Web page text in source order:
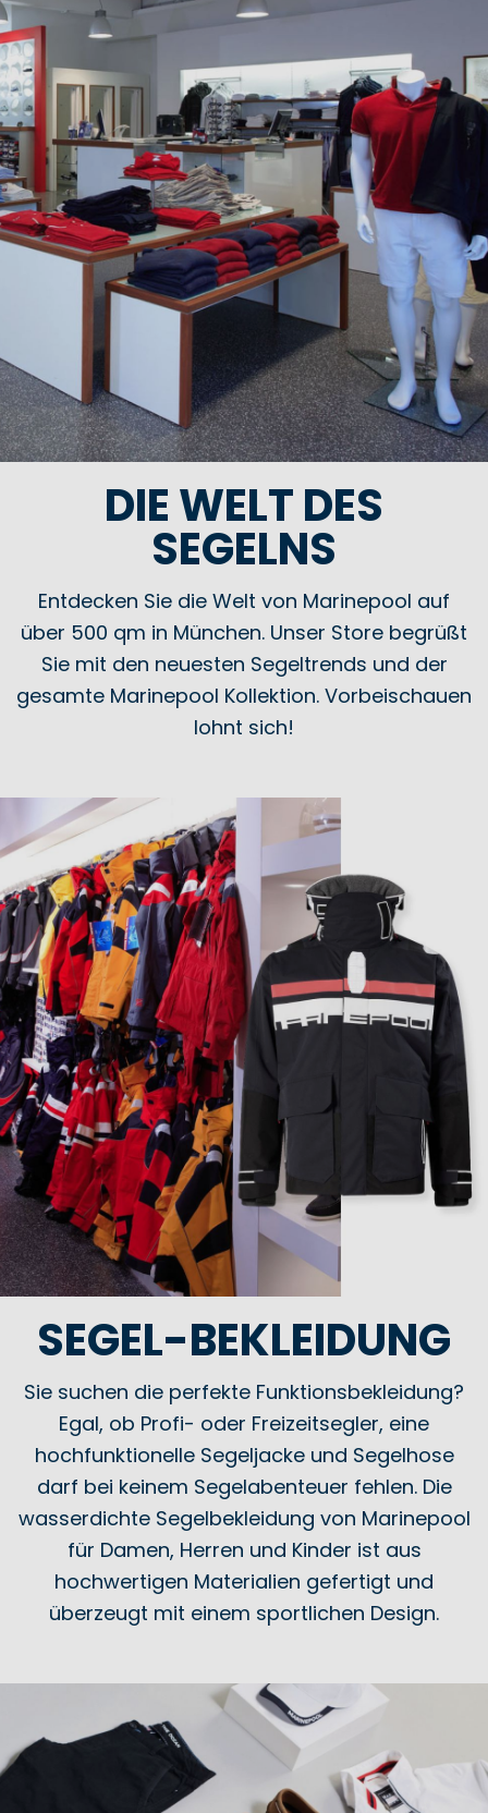
DIE WELT DES
SEGELNS
Entdecken Sie die Welt von Marinepool auf
über 500 qm in München. Unser Store begrüßt
Sie mit den neuesten Segeltrends und der
gesamte Marinepool Kollektion. Vorbeischauen
lohnt sich!
SEGEL-BEKLEIDUNG
Sie suchen die perfekte Funktionsbekleidung?
Egal, ob Profi- oder Freizeitsegler, eine
hochfunktionelle Segeljacke und Segelhose
darf bei keinem Segelabenteuer fehlen. Die
wasserdichte Segelbekleidung von Marinepool
für Damen, Herren und Kinder ist aus
hochwertigen Materialien gefertigt und
überzeugt mit einem sportlichen Design.